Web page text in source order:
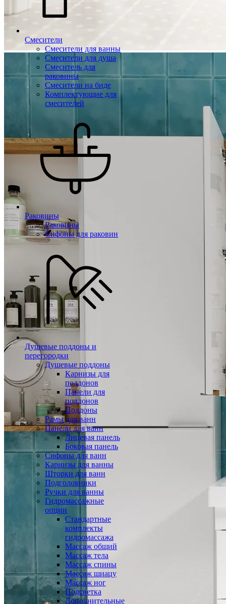
Смесители
Смесители для ванны
Смесители для душа
Смеситель для
раковины
Смесители на биде
Комплектующие для
смесителей
Раковины
Раковины
Сифоны для раковин
Душевые поддоны и
перегородки
Душевые поддоны
Карнизы для
поддонов
Панели для
поддонов
Поддоны
Рамы для ванн
Панели для ванн
Лицевая панель
Боковая панель
Сифоны для ванн
Карнизы для ванны
Шторки для ванн
Подголовники
Ручки для ванны
Гидромассажные
опции
Стандартные
комплекты
гидромассажа
Массаж общий
Массаж тела
Массаж спины
Массаж шиацу
Массаж ног
Подсветка
Дополнительные